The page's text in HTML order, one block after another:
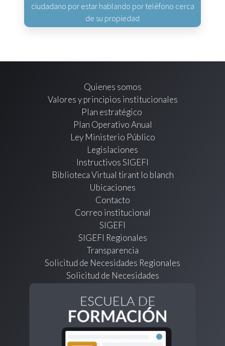
ciudadano por estar hablando por teléfono cerca
de su propiedad
Quienes somos
Valores y principios institucionales
Plan estratégico
Plan Operativo Anual
Ley Ministerio Público
Legislaciones
Instructivos SIGEFI
Biblioteca Virtual tirant lo blanch
Ubicaciones
Contacto
Correo institucional
SIGEFI
SIGEFI Regionales
Transparencia
Solicitud de Necesidades Regionales
Solicitud de Necesidades